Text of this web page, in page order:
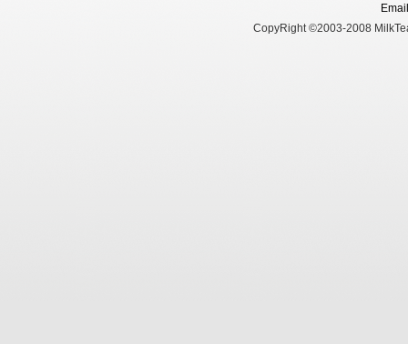
CopyRight ©2003-2008